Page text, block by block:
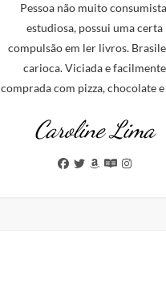
Pessoa não muito
estudiosa, possui uma certa
compulsão em ler livros.
carioca. Viciada e facilmente
comprada com pizza, chocolate e
Caroline Lima